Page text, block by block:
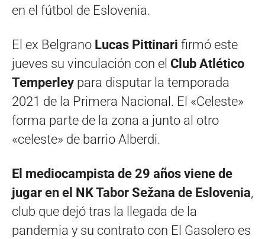
en el fútbol de Eslovenia.
El ex Belgrano Lucas Pittinari firmó este
jueves su vinculación con el Club Atlético
Temperley para disputar la temporada
2021 de la Primera Nacional. El «Celeste»
forma parte de la zona a junto al otro
«celeste» de barrio Alberdi.
El mediocampista de 29 años viene de
jugar en el NK Tabor Sežana de Eslovenia,
club que dejó tras la llegada de la
pandemia y su contrato con El Gasolero es